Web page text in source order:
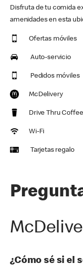
Disfruta de tu comida
amenidades en esta
Ofertas móviles
Auto-servicio
Pedidos móviles
McDelivery
Drive Thru Coffee
Wi-Fi
Tarjetas regalo
¿Cómo sé si el